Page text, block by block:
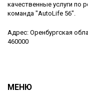
качественные услуги по
команда "AutoLife 56".
Адрес: Оренбургская
460000
МЕНЮ